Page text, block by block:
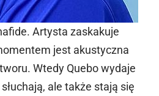
Artysta zaskakuje
jest akustyczna
Wtedy Quebo wydaje
ale także stają się